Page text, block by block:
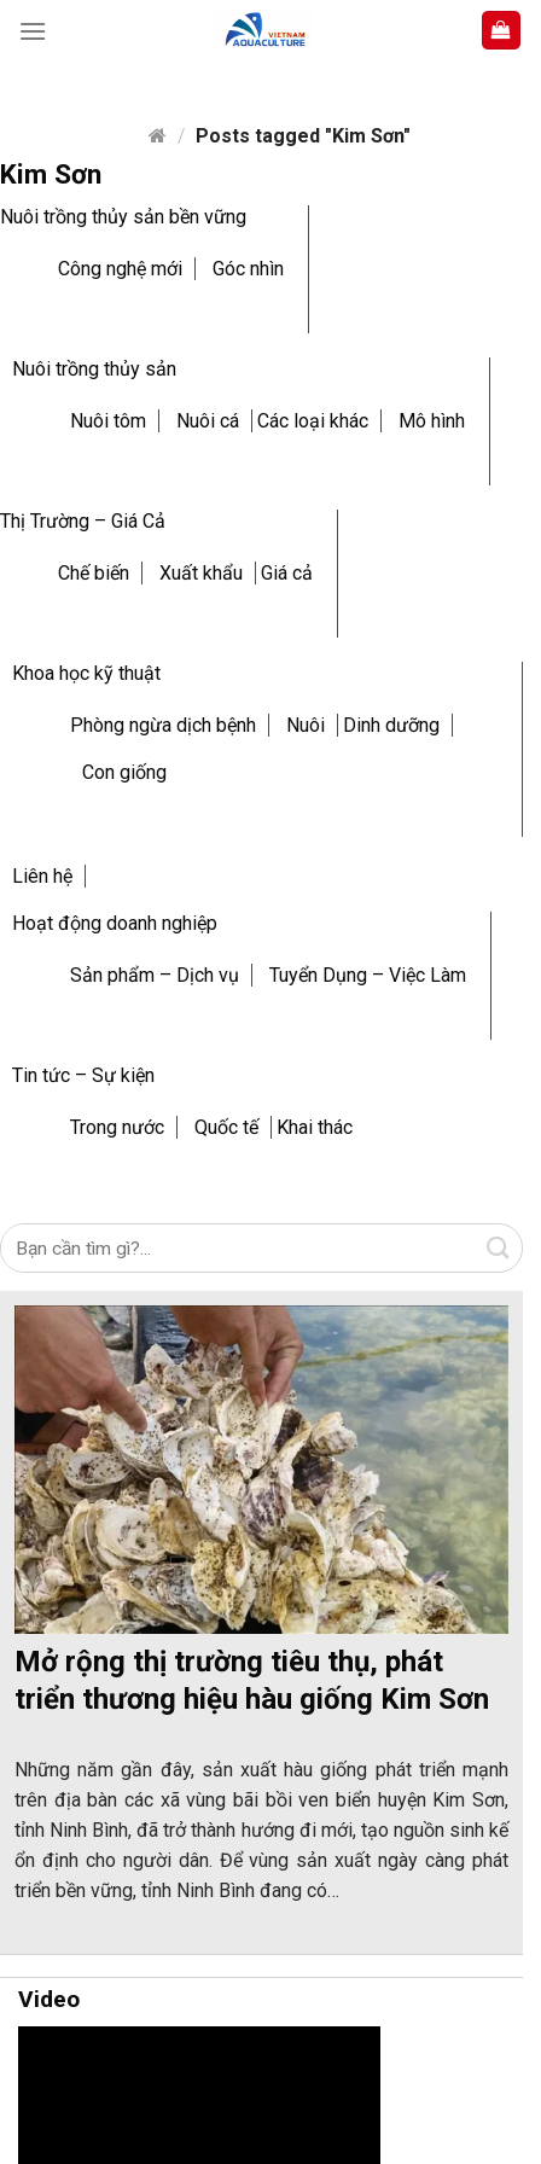
/ Posts tagged "Kim Sơn"
Kim Sơn
Nuôi trồng thủy sản bền vững
Công nghệ mới Góc nhìn
Nuôi trồng thủy sản
Nuôi tôm Nuôi cá Các loại khác Mô hình
Thị Trường – Giá Cả
Chế biến Xuất khẩu Giá cả
Khoa học kỹ thuật
Phòng ngừa dịch bệnh Nuôi Dinh dưỡng
Con giống
Liên hệ
Hoạt động doanh nghiệp
Sản phẩm – Dịch vụ Tuyển Dụng – Việc Làm
Tin tức – Sự kiện
Trong nước Quốc tế Khai thác
Mở rộng thị trường tiêu thụ, phát
triển thương hiệu hàu giống Kim Sơn
Những năm gần đây, sản xuất hàu giống phát triển mạnh
trên địa bàn các xã vùng bãi bồi ven biển huyện Kim Sơn,
tỉnh Ninh Bình, đã trở thành hướng đi mới, tạo nguồn sinh kế
ổn định cho người dân. Để vùng sản xuất ngày càng phát
triển bền vững, tỉnh Ninh Bình đang có…
Video